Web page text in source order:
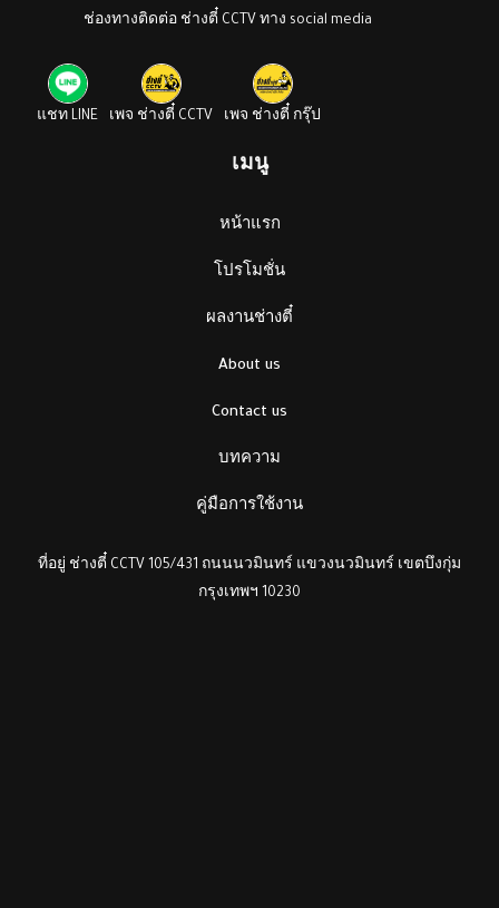
ช่องทางติดต่อ ช่างตี๋ CCTV ทาง social media
แชท LINE เพจ ช่างตี๋ CCTV เพจ ช่างตี๋ กรุ๊ป
เมนู
หน้าแรก
โปรโมชั่น
ผลงานช่างตี๋
About us
Contact us
บทความ
คู่มือการใช้งาน
ที่อยู่ ช่างตี๋ CCTV 105/431 ถนนนวมินทร์ แขวงนวมินทร์ เขตบึงกุ่ม
กรุงเทพฯ 10230